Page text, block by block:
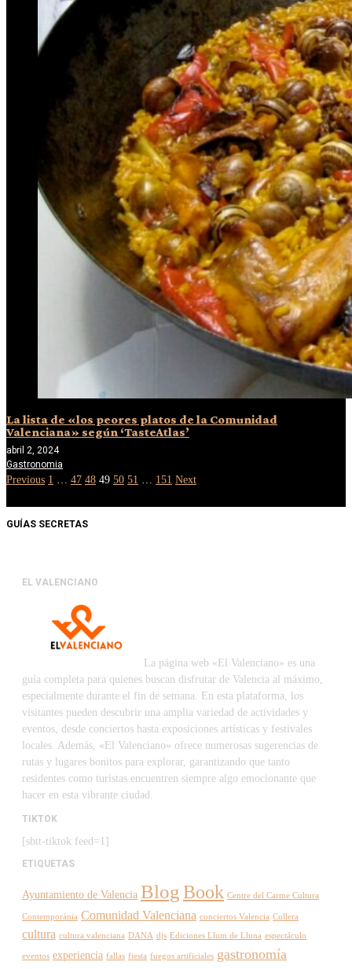
La lista de «los peores platos de la Comunidad
Valenciana» según ‘TasteAtlas’
abril 2, 2024
Gastronomia
Previous 1 … 47 48 49 50 51 … 151 Next
GUÍAS SECRETAS
EL VALENCIANO
La página web «El Valenciano» es una
guía completa para quienes buscan disfrutar de Valencia al máximo,
especialmente durante el fin de semana. En esta plataforma, los
visitantes pueden descubrir una amplia variedad de actividades y
eventos, desde conciertos hasta exposiciones artísticas y festivales
locales. Además, «El Valenciano» ofrece numerosas sugerencias de
rutas y lugares bonitos para explorar, garantizando que tanto
residentes como turistas encuentren siempre algo emocionante que
hacer en esta vibrante ciudad.
TIKTOK
[sbtt-tiktok feed=1]
ETIQUETAS
Ayuntamiento de Valencia BlogBook Centre del Carme Cultura
Contemporània Comunidad Valenciana conciertos Valencia Cullera
cultura cultura valenciana DANA djs Ediciones Llum de Lluna espectáculo
eventos experiencia fallas fiesta fuegos artificiales gastronomía